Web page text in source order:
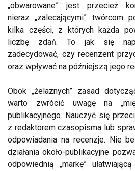
„obwarowane” jest przecież
nieraz „zalecającymi” twórcom
kilka części, z których każda
liczbę zdań. To jak się
zadecydować, czy recenzent
oraz wpływać na późniejszą jego
Obok „żelaznych” zasad
warto zwrócić uwagę na
publikacyjnego. Nauczyć się
z redaktorem czasopisma lub
odpowiadania na recenzje. Nie
działania około-publikacyjne
odpowiednią „markę”